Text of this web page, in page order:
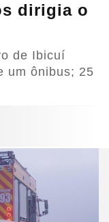
dirigia o
de Ibicuí
um ônibus; 25